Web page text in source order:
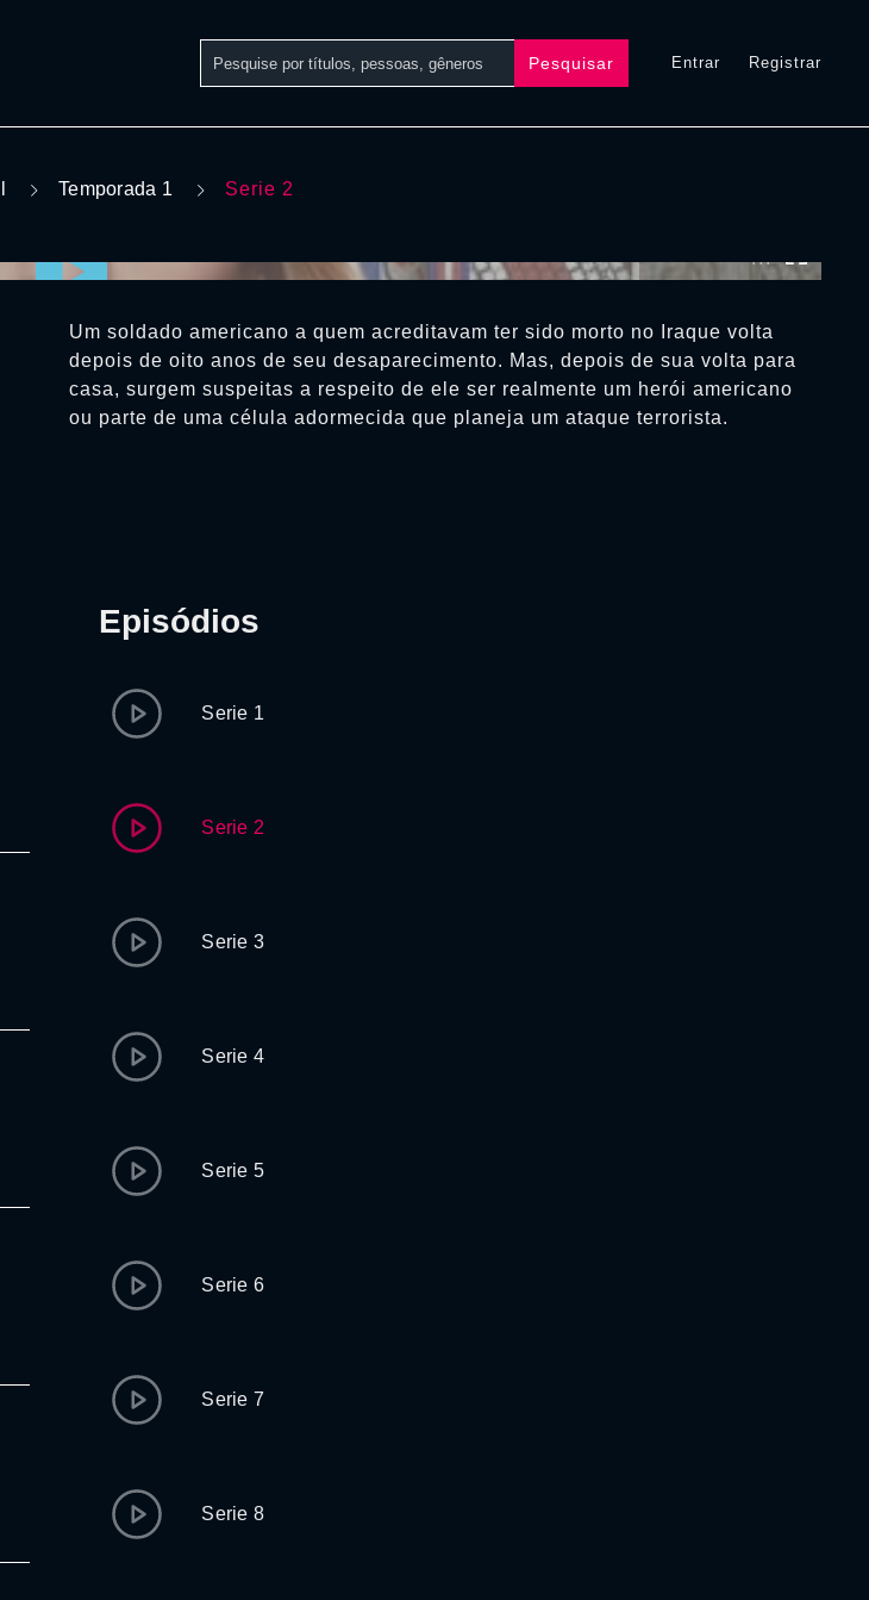
Pesquisar Entrar Registrar
Temporada 1 Serie 2
Um soldado americano a quem acreditavam ter sido morto no Iraque volta
depois de oito anos de seu desaparecimento. Mas, depois de sua volta para
casa, surgem suspeitas a respeito de ele ser realmente um herói americano
ou parte de uma célula adormecida que planeja um ataque terrorista.
Episódios
Serie 1
Serie 2
Serie 3
Serie 4
Serie 5
Serie 6
Serie 7
Serie 8